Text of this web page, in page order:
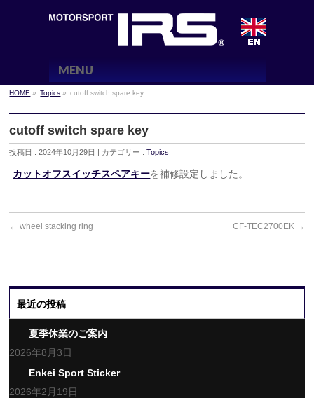
MENU
HOME » Topics » cutoff switch spare key
cutoff switch spare key
投稿日 : 2024年10月29日 | カテゴリー :Topics
カットオフスイッチスペアキーを補修設定しました。
← wheel stacking ring CF-TEC2700EK →
最近の投稿
夏季休業のご案内
2026年8月3日
Enkei Sport Sticker
2026年2月19日